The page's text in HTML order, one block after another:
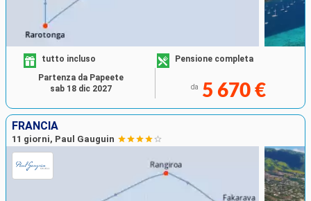
tutto incluso Pensione completa
da 5 670 €
Partenza da Papeete
sab 18 dic 2027
FRANCIA
11 giorni, Paul Gauguin